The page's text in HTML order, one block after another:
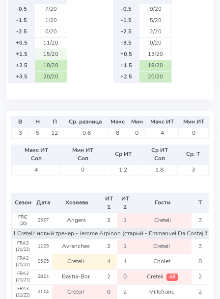
-0.5
7/20
-1.5
1/20
-2.5
0/20
+0.5
11/20
+1.5
15/20
+2.5
18/20
+3.5
20/20
-0.5
9/20
-1.5
5/20
-2.5
2/20
-3.5
0/20
+0.5
13/20
+1.5
19/20
+2.5
20/20
В Н П Ср. разница Макс Мин Макс ИТ
Мин ИТ
3
5 12 -0.6 8 0 4 0
Макс ИТ
Соп
Мин ИТ
Соп
Ср ИТ
Ср ИТ
Соп
Ср. Т
4
0 1.2 1.8 3
Сезон Дата Хозяева
ИТ
1
ИТ
2
Гости Т
FRIC
(26)
25.07 Angers 2 1 Creteil
3
❗️ Creteil: новый тренер - Jerome Arpinon (старый - Emmanuel Da Costa) ❗️
FRA3
(21/22)
12.05 Avranches 2 1 Creteil 3
FRA3
(21/22)
05.05 Creteil 4 4 Cholet 8
FRA3
(21/22)
28.04 Bastia-Bor 2 0 Creteil 48 2
FRA3
(21/22)
21.04 Creteil 0 2 Villefranc 2